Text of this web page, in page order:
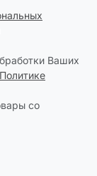
Ваших
Политике
со